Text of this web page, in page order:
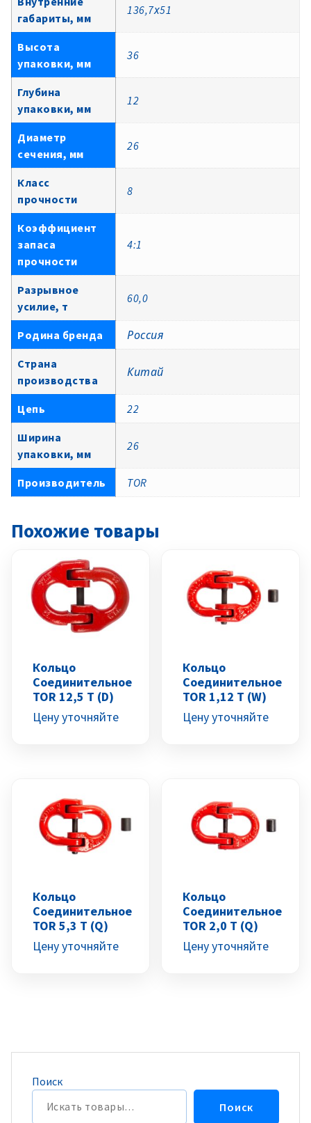
габариты, мм
136,7х51
Высота
упаковки, мм
36
Глубина
упаковки, мм
12
Диаметр
сечения, мм
26
Класс
прочности
8
Коэффициент
запаса
прочности
4:1
Разрывное
усилие, т
60,0
Родина бренда Россия
Страна
производства
Китай
Цепь 22
Ширина
упаковки, мм
26
Производитель TOR
Похожие товары
Кольцо
Соединительное
TOR 12,5 Т (D)
Цену уточняйте
Кольцо
Соединительное
TOR 1,12 Т (W)
Цену уточняйте
Кольцо
Соединительное
TOR 5,3 Т (Q)
Цену уточняйте
Кольцо
Соединительное
TOR 2,0 Т (Q)
Цену уточняйте
Поиск
Поиск